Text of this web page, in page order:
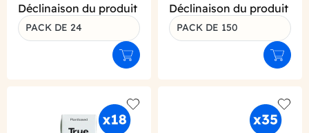
Déclinaison du produit
PACK DE 24
Ajouter au panier
Déclinaison du produit
PACK DE 150
Add to wishlist Add